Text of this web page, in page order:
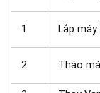
1 Lắp
2 Tháo